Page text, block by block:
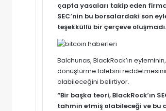
çapta yasaları takip eden
SEC’nin bu borsalardaki son
teşekküllü bir çerçeve
Balchunas, BlackRock’ın
dönüştürme talebini
olabileceğini belirtiyor.
“Bir başka teori, BlackRock’ın
tahmin etmiş olabileceği ve bu